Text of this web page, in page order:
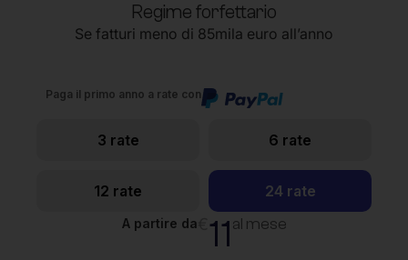
Regime forfettario
Se fatturi meno di 85mila euro all’anno
Paga il primo anno a rate con
3 rate 6 rate
12 rate 24 rate
A partire da 11al mese